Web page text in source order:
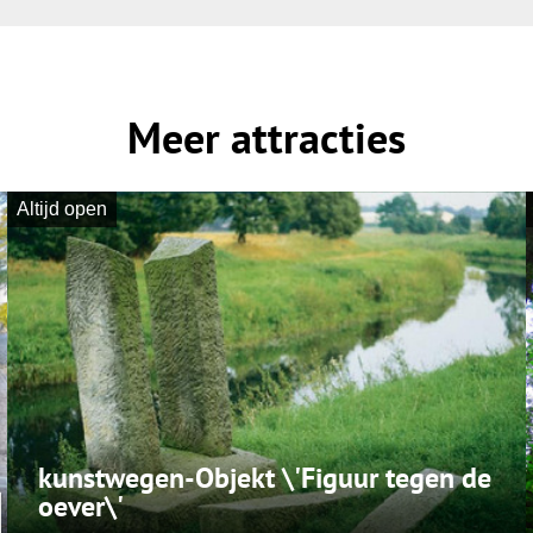
Meer attracties
Altijd open
kunstwegen-Objekt \'Figuur tegen de
oever\'